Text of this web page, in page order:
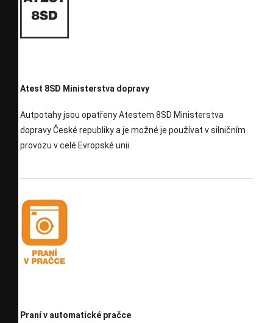
Atest 8SD Ministerstva dopravy
Autpotahy jsou opatřeny Atestem 8SD Ministerstva
dopravy České republiky a je možné je používat v silničním
provozu v celé Evropské unii.
Praní v automatické pračce